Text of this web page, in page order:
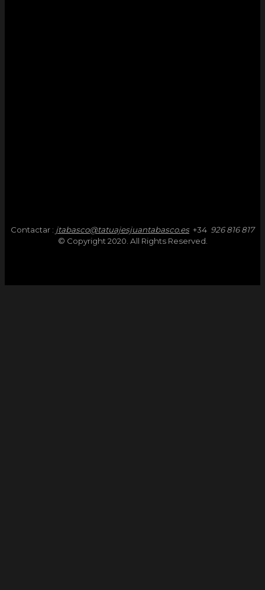
Contactar : jtabasco@tatuajesjuantabasco.es+34 926 816 817
© Copyright 2020. All Rights Reserved.